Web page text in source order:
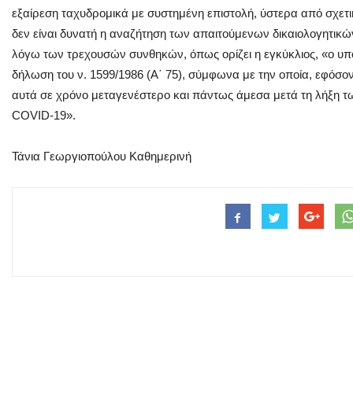
εξαίρεση ταχυδρομικά με συστημένη επιστολή, ύστερα από
δεν είναι δυνατή η αναζήτηση των απαιτούμενων
λόγω των τρεχουσών συνθηκών, όπως ορίζει η εγκύκλιος, «ο
δήλωση του ν. 1599/1986 (Α΄ 75), σύμφωνα με την οποία,
αυτά σε χρόνο μεταγενέστερο και πάντως άμεσα μετά τη λήξη
COVID-19».
Τάνια Γεωργιοπούλου Καθημερινή